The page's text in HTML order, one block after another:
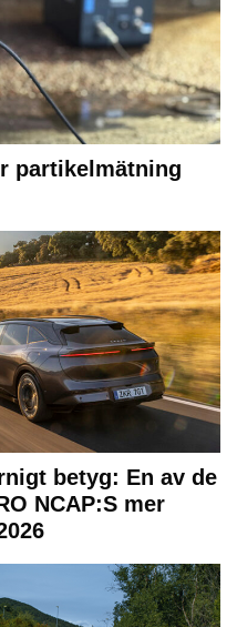
partikelmätning
betyg: En av de
NCAP:S mer